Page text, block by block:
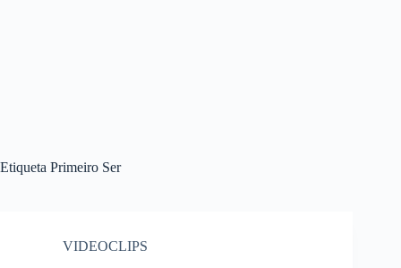
Etiqueta Primeiro Ser
VIDEOCLIPS